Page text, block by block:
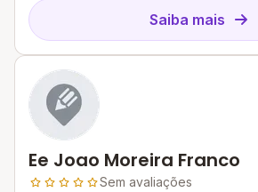
Saiba mais
Ee Joao Moreira Franco
Sem avaliações